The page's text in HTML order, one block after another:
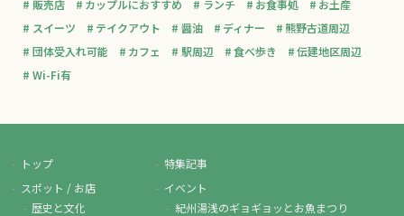
販売店
カップルにおすすめ ランチ お食事処
お土産
スイーツ
テイクアウト 醤油 ディナー
熊野古道周辺
団体受入れ可能
カフェ 駅周辺 食べ歩き
伝建地区周辺
Wi-Fi有
トップ
スポット / お店
歴史と文化
特集記事
イベント
紀州湯浅のギョギョッとお魚まつり